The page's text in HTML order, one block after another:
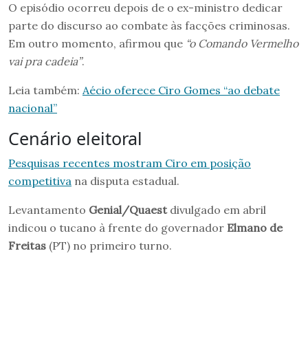
O episódio ocorreu depois de o ex-ministro dedicar
parte do discurso ao combate às facções criminosas.
Em outro momento, afirmou que “o Comando Vermelho
vai pra cadeia”.
Leia também: Aécio oferece Ciro Gomes “ao debate
nacional”
Cenário eleitoral
Pesquisas recentes mostram Ciro em posição
competitiva na disputa estadual.
Levantamento Genial/Quaest divulgado em abril
indicou o tucano à frente do governador Elmano de
Freitas (PT) no primeiro turno.